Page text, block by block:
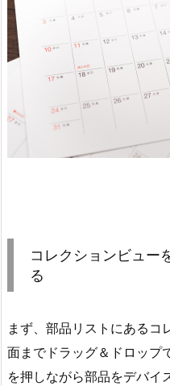
コレクションビュー
る
まず、部品リストにあるコ
面までドラッグ＆ドロップ
を押しながら部品をデバイ